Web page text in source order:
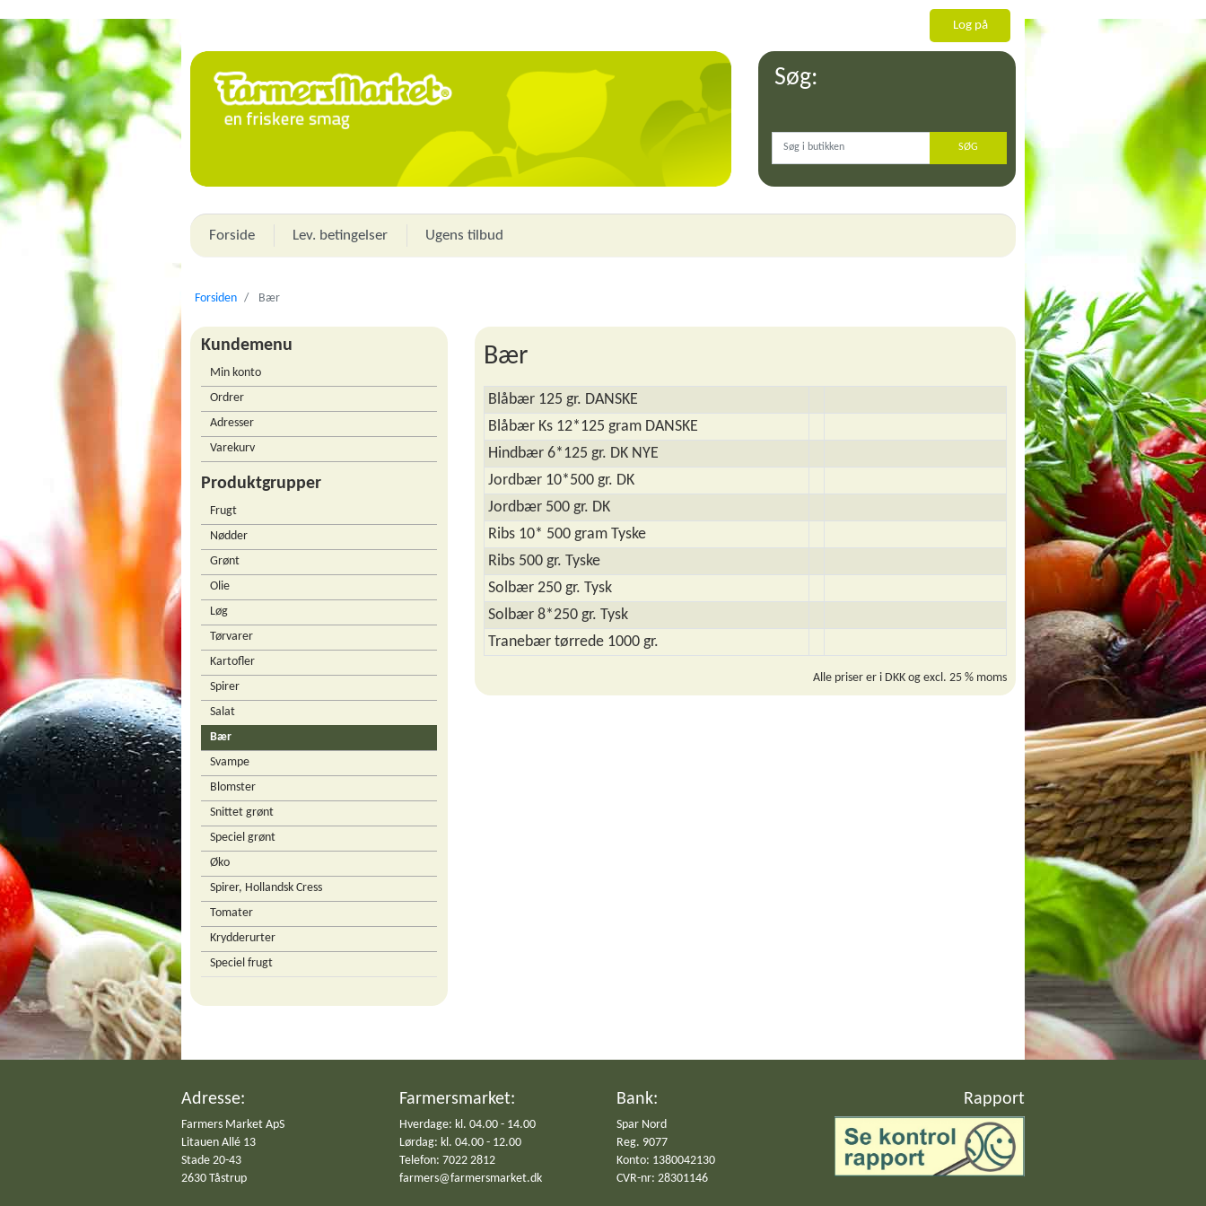
Log på
Søg:
Forside Lev. betingelser Ugens tilbud
Forsiden Bær
Kundemenu
Min konto
Ordrer
Adresser
Varekurv
Produktgrupper
Frugt
Nødder
Grønt
Olie
Løg
Tørvarer
Kartofler
Spirer
Salat
Bær
Svampe
Blomster
Snittet grønt
Speciel grønt
Øko
Spirer, Hollandsk Cress
Tomater
Krydderurter
Speciel frugt
Bær
Blåbær 125 gr. DANSKE
Blåbær Ks 12*125 gram DANSKE
Hindbær 6*125 gr. DK NYE
Jordbær 10*500 gr. DK
Jordbær 500 gr. DK
Ribs 10* 500 gram Tyske
Ribs 500 gr. Tyske
Solbær 250 gr. Tysk
Solbær 8*250 gr. Tysk
Tranebær tørrede 1000 gr.
Alle priser er i DKK og excl. 25 % moms
Adresse:
Farmers Market ApS
Litauen Allé 13
Stade 20-43
2630 Tåstrup
Farmersmarket:
Hverdage: kl. 04.00 - 14.00
Lørdag: kl. 04.00 - 12.00
Telefon: 7022 2812
farmers@farmersmarket.dk
Bank:
Spar Nord
Reg. 9077
Konto: 1380042130
CVR-nr: 28301146
Rapport